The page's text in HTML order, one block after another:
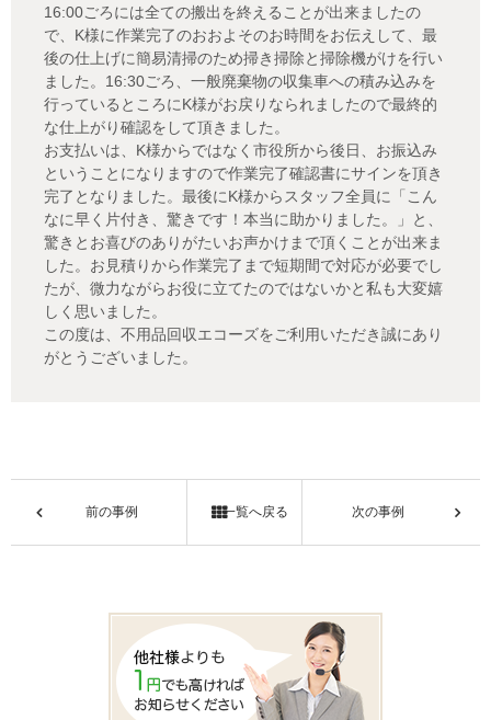
16:00ごろには全ての搬出を終えることが出来ましたの
で、K様に作業完了のおおよそのお時間をお伝えして、最
後の仕上げに簡易清掃のため掃き掃除と掃除機がけを行い
ました。16:30ごろ、一般廃棄物の収集車への積み込みを
行っているところにK様がお戻りなられましたので最終的
な仕上がり確認をして頂きました。
お支払いは、K様からではなく市役所から後日、お振込み
ということになりますので作業完了確認書にサインを頂き
完了となりました。最後にK様からスタッフ全員に「こん
なに早く片付き、驚きです！本当に助かりました。」と、
驚きとお喜びのありがたいお声かけまで頂くことが出来ま
した。お見積りから作業完了まで短期間で対応が必要でし
たが、微力ながらお役に立てたのではないかと私も大変嬉
しく思いました。
この度は、不用品回収エコーズをご利用いただき誠にあり
がとうございました。
前の事例 一覧へ戻る 次の事例